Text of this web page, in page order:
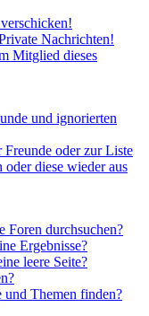
Nachrichten!
Mitglied dieses
und ignorierten
oder zur Liste
diese wieder aus
Foren durchsuchen?
Ergebnisse?
leere Seite?
und Themen finden?